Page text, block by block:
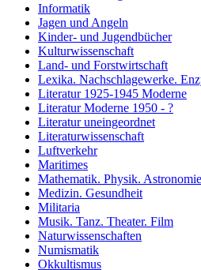
Informatik
Jagen und Angeln
Kinder- und Jugendbücher
Kulturwissenschaft
Land- und Forstwirtschaft
Lexika. Nachschlagewerke.
Literatur 1925-1945 Moderne
Literatur Moderne 1950 - ?
Literatur uneingeordnet
Literaturwissenschaft
Luftverkehr
Maritimes
Mathematik. Physik. Astronomie
Medizin. Gesundheit
Militaria
Musik. Tanz. Theater. Film
Naturwissenschaften
Numismatik
Okkultismus